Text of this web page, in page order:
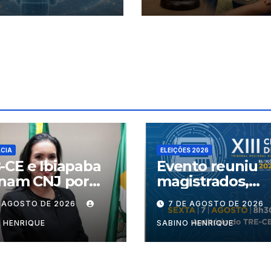
CE e Ibiapaba
CNJ por
de juiz
AGOSTO DE 2026
ELEIÇÕES 2026
Evento reuniu
magistrados,
procuradores,
advogados e
especialistas
debater
7 DE AGOSTO DE 2026
SABINO HENRIQUE